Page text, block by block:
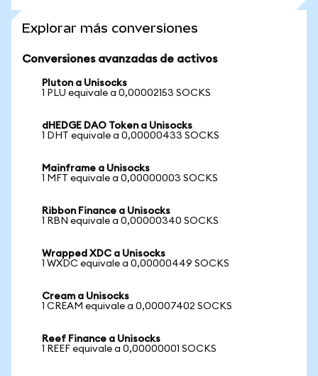
Explorar más conversiones
Conversiones avanzadas de activos
Pluton a Unisocks
1 PLU equivale a 0,00002153 SOCKS
dHEDGE DAO Token a Unisocks
1 DHT equivale a 0,00000433 SOCKS
Mainframe a Unisocks
1 MFT equivale a 0,00000003 SOCKS
Ribbon Finance a Unisocks
1 RBN equivale a 0,00000340 SOCKS
Wrapped XDC a Unisocks
1 WXDC equivale a 0,00000449 SOCKS
Cream a Unisocks
1 CREAM equivale a 0,00007402 SOCKS
Reef Finance a Unisocks
1 REEF equivale a 0,00000001 SOCKS